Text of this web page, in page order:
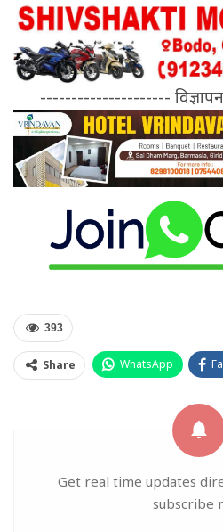
---------------------
393
Share WhatsApp
Get real time updates
subscribe